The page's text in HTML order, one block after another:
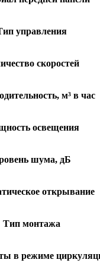
управления
скоростей
м³ в час
освещения
шума, дБ
открывание
Тип монтажа
в режиме